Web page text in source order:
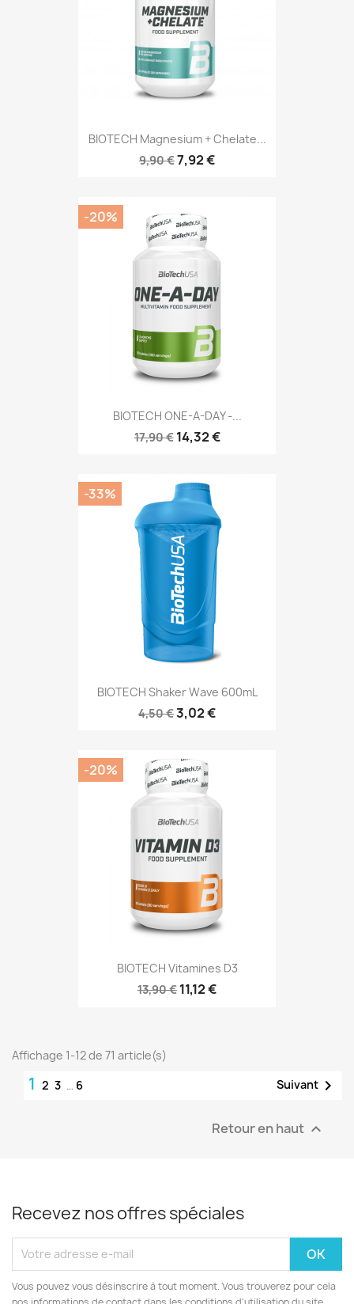
BIOTECH Magnesium + Chelate...
9,90 €7,92 €
BIOTECH ONE-A-DAY -...
17,90 € 14,32 €
-20%
BIOTECH Shaker Wave 600mL
4,50 €3,02 €
-33%
BIOTECH Vitamines D3
13,90 € 11,12 €
-20%
Affichage 1-12 de 71 article(s)
1 2 3 … 6 Suivant 
Retour en haut 
Recevez nos offres spéciales
Vous pouvez vous désinscrire à tout moment. Vous trouverez pour cela